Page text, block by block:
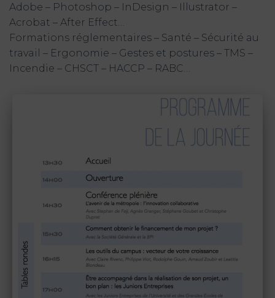
Adobe – Photoshop – InDesign – Illustrator –
Acrobat – After Effect…
Formations réglementaires – Santé – Sécurité au
travail – Ergonomie – Gestes et postures – TMS –
Incendie – CHSCT – HACCP – RABC…